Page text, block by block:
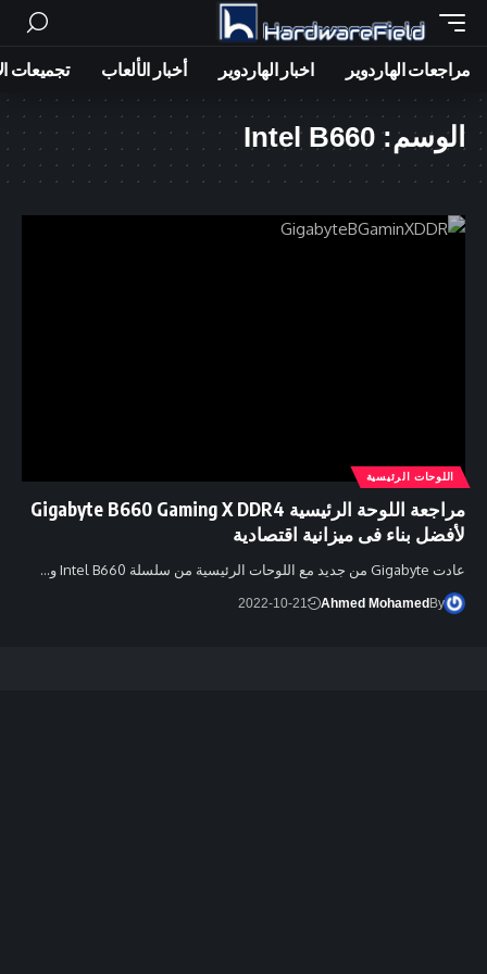
مراجعات الهاردوير اخبار الهاردوير أخبار الألعاب تجميعات
الوسم: Intel B660
اللوحات الرئيسية
مراجعة اللوحة الرئيسية Gigabyte B660 Gaming X DDR4
لأفضل بناء فى ميزانية اقتصادية
عادت Gigabyte من جديد مع اللوحات الرئيسية من سلسلة Intel B660 و…
By
Ahmed Mohamed
2022-10-21